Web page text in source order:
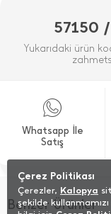
57150
Yukarıdaki ürün
Whatsapp İle
Satış
Benzer Ürünler
Çerez Politikası
Çerezler, Kalopya
şekilde